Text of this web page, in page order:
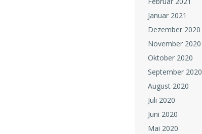
Januar 2021
Dezember 2020
November 2020
Oktober 2020
September 2020
August 2020
Juli 2020
Juni 2020
Mai 2020